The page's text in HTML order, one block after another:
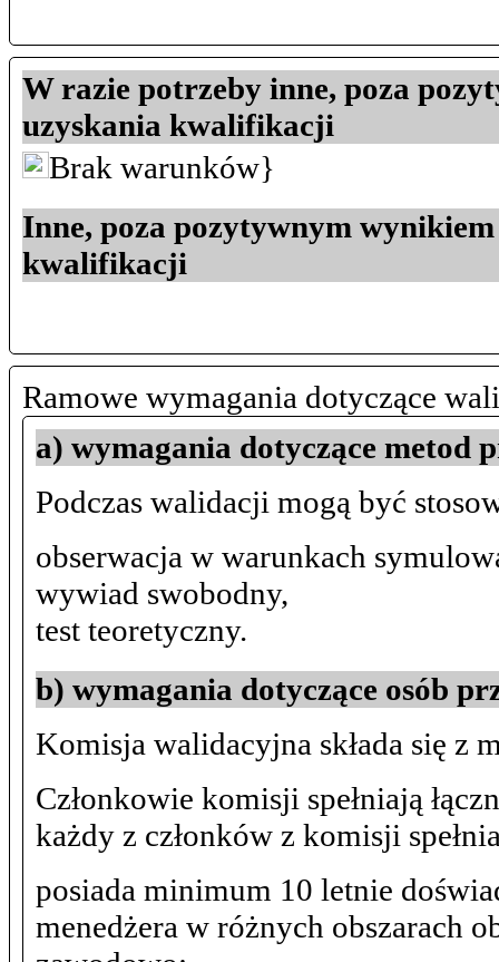
W razie potrzeby inne, poza
uzyskania kwalifikacji
Brak warunków}
Inne, poza pozytywnym
kwalifikacji
Ramowe wymagania dotyczące
a) wymagania dotyczące
Podczas walidacji mogą być
obserwacja w warunkach
wywiad swobodny,
test teoretyczny.
b) wymagania dotyczące osób
Komisja walidacyjna składa się z
Członkowie komisji spełniają
każdy z członków z komisji
posiada minimum 10 letnie
menedżera w różnych obszarach